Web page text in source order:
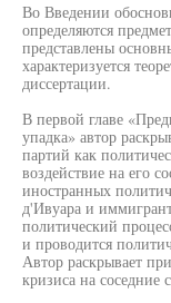
Во Введении
определяются
представлены
характеризуется
диссертации.
В первой главе
упадка» автор
партий как
воздействие на его
иностранных
д'Ивуара и
политический
и проводится
Автор раскрывает
кризиса на